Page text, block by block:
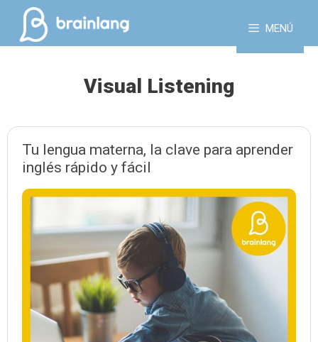
Saltar
contenido
MENÚ
Visual Listening
Tu lengua materna, la clave para aprender
inglés rápido y fácil